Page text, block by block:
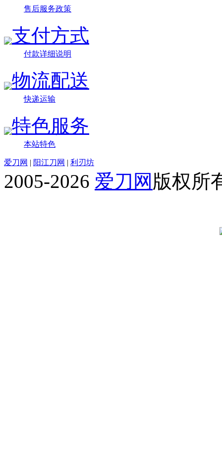
售后服务政策
支付方式
付款详细说明
物流配送
快递运输
特色服务
本站特色
爱刀网 | 阳江刀网 | 利刃坊
2005-2026 爱刀网 版权所